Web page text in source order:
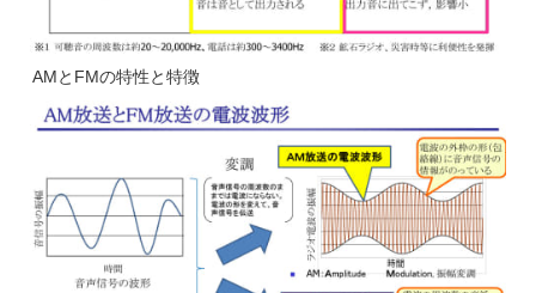
AMとFMの特性と特徴